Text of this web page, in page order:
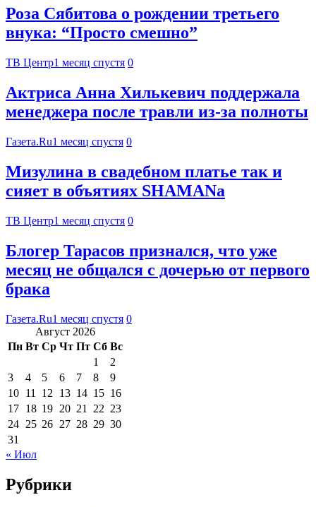
Роза Сябитова о рождении третьего
внука: “Просто смешно”
ТВ Центр1 месяц спустя 0
Актриса Анна Хилькевич поддержала
менеджера после травли из-за полноты
Газета.Ru1 месяц спустя 0
Мизулина в свадебном платье так и
сияет в объятиях SHAMANа
ТВ Центр1 месяц спустя 0
Блогер Тарасов признался, что уже
месяц не общался с дочерью от первого
брака
Газета.Ru1 месяц спустя 0
Август 2026
Пн Вт Ср Чт Пт Сб Вс
1
2
3
4 5 6 7 8
9
10 11 12 13 14 15 16
17 18 19 20 21 22 23
24 25 26 27 28 29 30
31
« Июл
Рубрики